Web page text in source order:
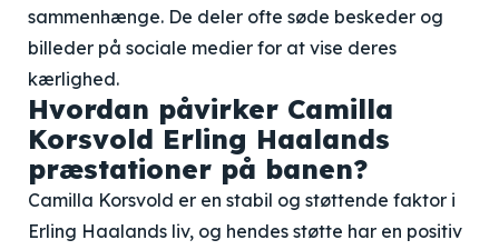
sammenhænge. De deler ofte søde beskeder og
billeder på sociale medier for at vise deres
kærlighed.
Hvordan påvirker Camilla
Korsvold Erling Haalands
præstationer på banen?
Camilla Korsvold er en stabil og støttende faktor i
Erling Haalands liv, og hendes støtte har en positiv